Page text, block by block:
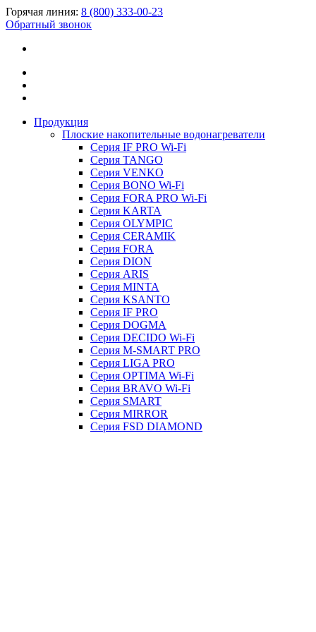
Горячая линия: 8 (800) 333-00-23
Обратный звонок
Продукция
Плоские накопительные водонагреватели
Серия IF PRO Wi-Fi
Серия TANGO
Серия VENKO
Серия BONO Wi-Fi
Серия FORA PRO Wi-Fi
Серия KARTA
Серия OLYMPIC
Серия CERAMIK
Серия FORA
Серия DION
Серия ARIS
Серия MINTA
Серия KSANTO
Серия IF PRO
Серия DOGMA
Серия DECIDO Wi-Fi
Серия M-SMART PRO
Серия LIGA PRO
Серия OPTIMA Wi-Fi
Серия BRAVO Wi-Fi
Серия SMART
Серия MIRROR
Серия FSD DIAMOND